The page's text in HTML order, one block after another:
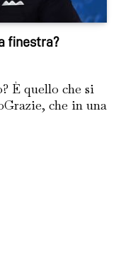
finestra?
È quello che si
che in una